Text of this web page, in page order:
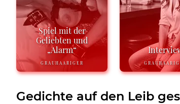
Spiel mit der
Geliebten und
„Alarm“
GRAUHAARIGER
Gedichte auf den Leib